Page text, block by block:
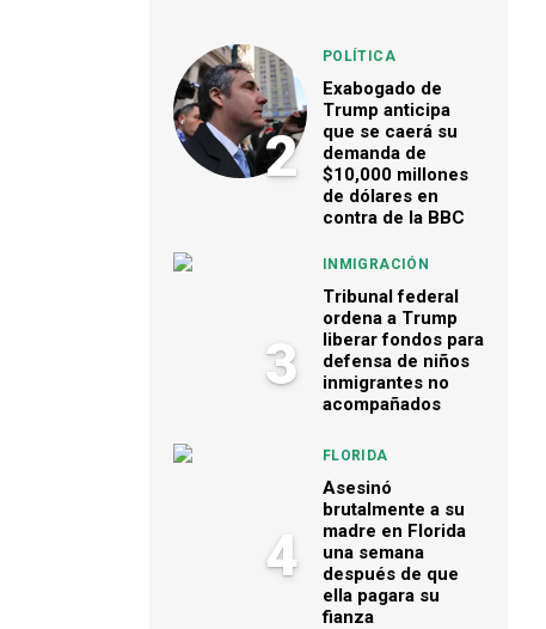
2
POLÍTICA
Exabogado de
Trump anticipa
que se caerá su
demanda de
$10,000 millones
de dólares en
contra de la BBC
3
INMIGRACIÓN
Tribunal federal
ordena a Trump
liberar fondos para
defensa de niños
inmigrantes no
acompañados
4
FLORIDA
Asesinó
brutalmente a su
madre en Florida
una semana
después de que
ella pagara su
fianza